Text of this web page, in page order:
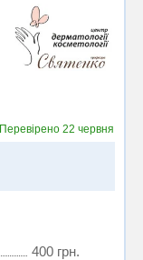
Перевірено22 червня
400 грн.